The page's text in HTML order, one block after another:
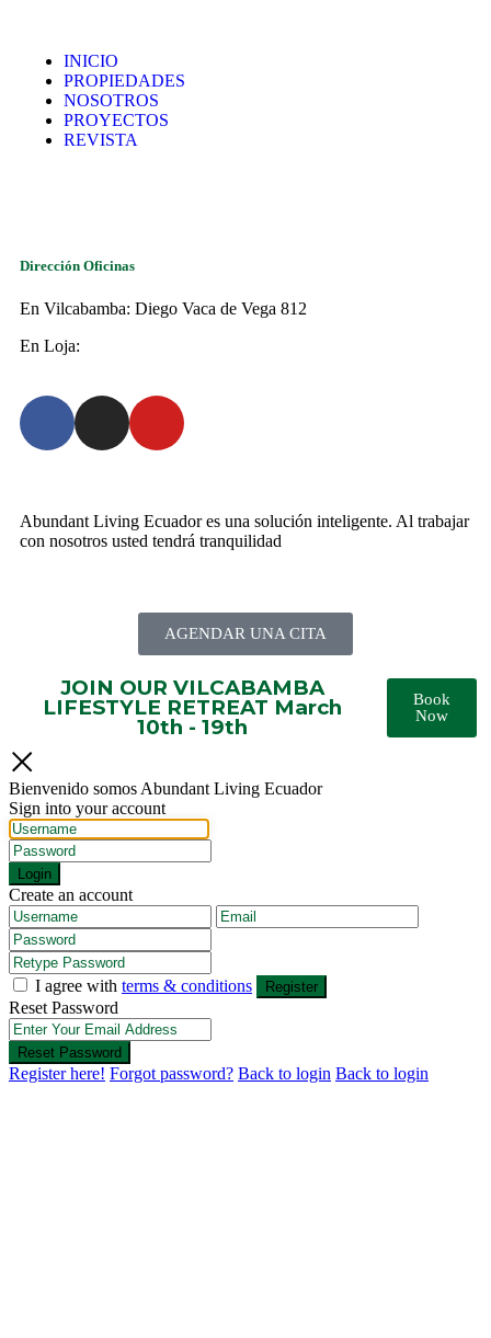
INICIO
PROPIEDADES
NOSOTROS
PROYECTOS
REVISTA
Dirección Oficinas
En Vilcabamba: Diego Vaca de Vega 812
En Loja:
Abundant Living Ecuador es una solución inteligente. Al trabajar
con nosotros usted tendrá tranquilidad
AGENDAR UNA CITA
JOIN OUR VILCABAMBA
LIFESTYLE RETREAT March
10th - 19th
Book
Now
Bienvenido somos Abundant Living Ecuador
Sign into your account
Login
Create an account
I agree with terms & conditions Register
Reset Password
Reset Password
Register here! Forgot password? Back to login Back to login